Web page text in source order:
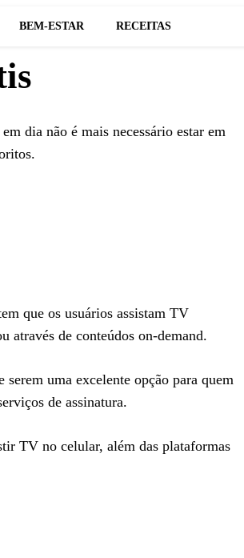
BEM-ESTAR RECEITAS
dia não é mais necessário estar em
que os usuários assistam TV
através de conteúdos on-demand.
uma excelente opção para quem
de assinatura.
TV no celular, além das plataformas